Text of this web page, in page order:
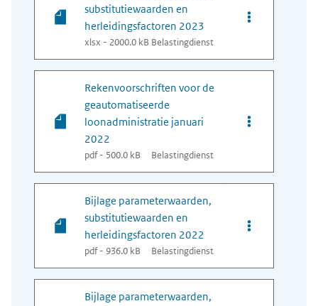
substitutiewaarden en
herleidingsfactoren 2023
xlsx - 2000.0 kB Belastingdienst
Opties van
Rekenvoorschriften voor de
geautomatiseerde
loonadministratie januari
2022
pdf - 500.0 kB Belastingdienst
Opties van
Bijlage parameterwaarden,
substitutiewaarden en
herleidingsfactoren 2022
pdf - 936.0 kB Belastingdienst
Opties van
Bijlage parameterwaarden,